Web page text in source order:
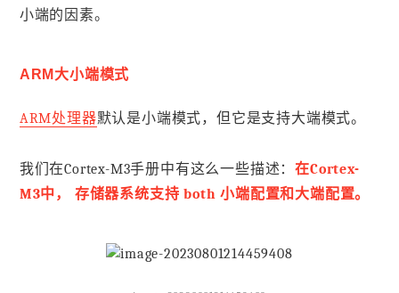
小端的因素。
ARM大小端模式
ARM处理器默认是小端模式，但它是支持大端模式。
我们在Cortex-M3手册中有这么一些描述：在Cortex-
M3中， 存储器系统支持 both 小端配置和大端配置。